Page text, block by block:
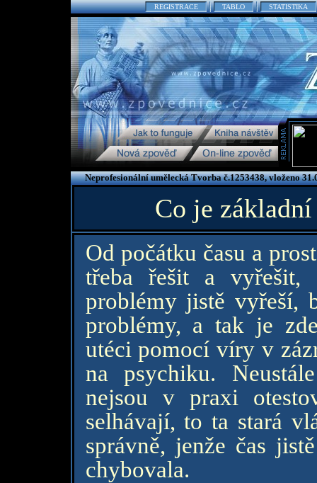
REGISTRACE TABLO STATISTIKA
Neprofesionální umělecká Tvorba č.1253438, vloženo
Co je
Od počátku času a
třeba řešit a vyřešit,
problémy jistě vyřeší,
problémy, a tak je
utéci pomocí víry v
na psychiku.
nejsou v praxi
selhávají, to ta stará
správně, jenže čas
chybovala.